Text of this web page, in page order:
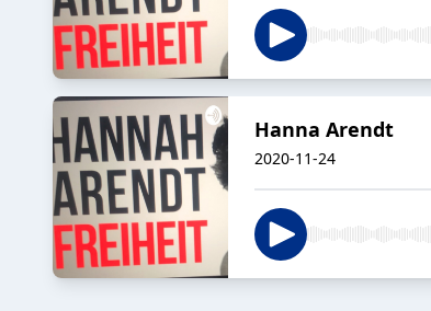
Hanna Arendt
2020-11-24